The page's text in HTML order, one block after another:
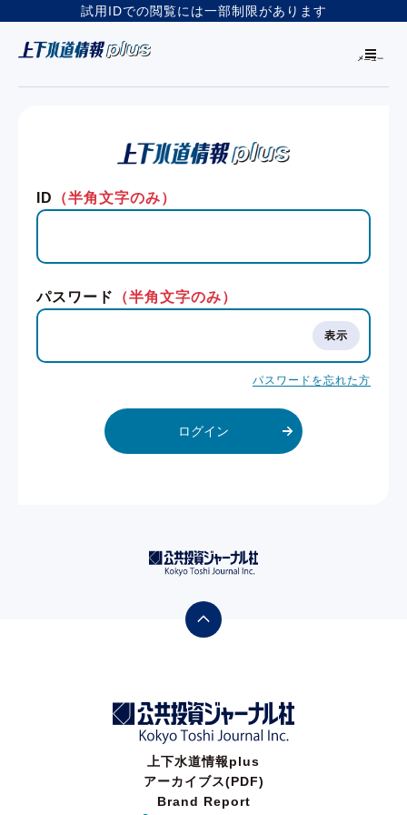
試用IDでの閲覧には一部制限があります
ID （半角文字のみ）
パスワード （半角文字のみ）
パスワードを忘れた方
ログイン
上下水道情報plus
アーカイブス(PDF)
Brand Report